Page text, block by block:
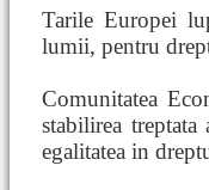
Tarile Europei
lumii, pentru
Comunitatea
stabilirea
egalitatea in